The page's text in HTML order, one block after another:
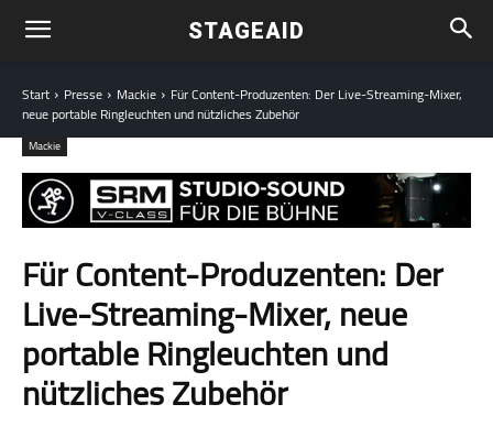
STAGEAID
Start Presse Mackie Für Content-Produzenten: Der Live-Streaming-Mixer,
neue portable Ringleuchten und nützliches Zubehör
Mackie
Für Content-Produzenten: Der
Live-Streaming-Mixer, neue
portable Ringleuchten und
nützliches Zubehör